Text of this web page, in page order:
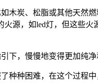
木炭、松脂或其他天然
源，如led灯，但这些
下，慢慢地变得更加纯净
种困难，在这个过程中